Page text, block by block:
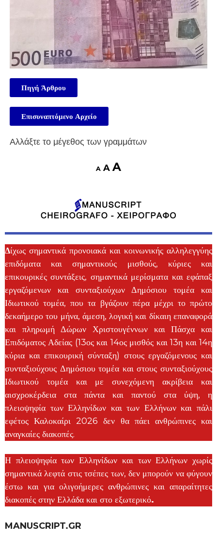
Πηγή Άρθρου
Επισυναπτόμενο Αρχείο
Αλλάξτε το μέγεθος των γραμμάτων
A A A
Δίχως σημαντικά προνοιακά και κοινωνικής αλληλεγγύης
επιδόματα και σημαντικούς μισθούς, κύριες και
επικουρικές συντάξεις, σημαντικά μερίσματα και εφάπαξ
εργαζόμενων και συνταξιούχων Δημόσιου τομέα και
Ιδιωτικού τομέα, που τα βγάζουν πέρα μέχρι το πρώτο
δεκαήμερο του μήνα, άμεση, λογική και δίκαιη επαναφορά
και πληρωμή Δώρων Χριστουγέννων και Πάσχα και
Επιδόματος Αδείας (13ος και 14ος μισθός και 13η και 14η
κύρια και επικουρική σύνταξη) στους εργαζόμενους και
συνταξιούχους Δημόσιου τομέα και στους συνταξιούχους
Ιδιωτικού τομέα και με συνεχόμενη ακρίβεια και
αισχροκέρδεια στα πάντα και παντού στα ύψη, η
πλειοψηφία των Ελληνίδων και των Ελλήνων και πάλι
εφέτος Καλοκαίρι 2026 δεν θα πάει ανθρώπινες και
αναγκαίες διακοπές.
Η πλειοψηφία των Ελληνίδων και των Ελλήνων χωρίς
σημαντικά λεφτά στις τσέπες των, δεν μπορούν να φύγουν
έστω και για ολιγοήμερες ανθρώπινες και απαραίτητες
διακοπές στην Ελλάδα και στο εξωτερικό.
MANUSCRIPT.GR